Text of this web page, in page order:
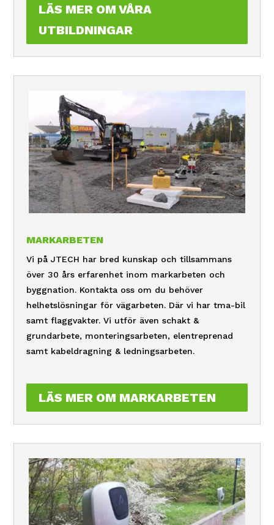
LÄS MER OM VÅRA
UTBILDNINGAR
MARKARBETEN
Vi på JTECH har bred kunskap och tillsammans
över 30 års erfarenhet inom markarbeten och
byggnation. Kontakta oss om du behöver
helhetslösningar för vägarbeten. Där vi har tma-bil
samt flaggvakter. Vi utför även schakt &
grundarbete, monteringsarbeten, elentreprenad
samt kabeldragning & ledningsarbeten.
LÄS MER OM MARKARBETEN